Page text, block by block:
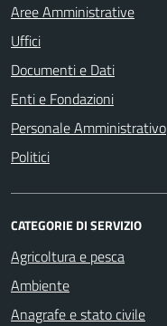
Aree Amministrative
Uffici
Documenti e Dati
Enti e Fondazioni
Personale Amministrativo
Politici
CATEGORIE DI SERVIZIO
Agricoltura e pesca
Ambiente
Anagrafe e stato civile